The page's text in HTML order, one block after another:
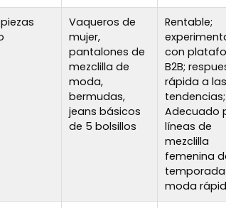
Vaqueros de
mujer,
pantalones de
mezclilla de
moda,
bermudas,
jeans básicos
de 5 bolsillos
Rentable;
con
B2B;
rápida a las
tendencias;
Adecuado
líneas de
mezclilla
femenina
moda